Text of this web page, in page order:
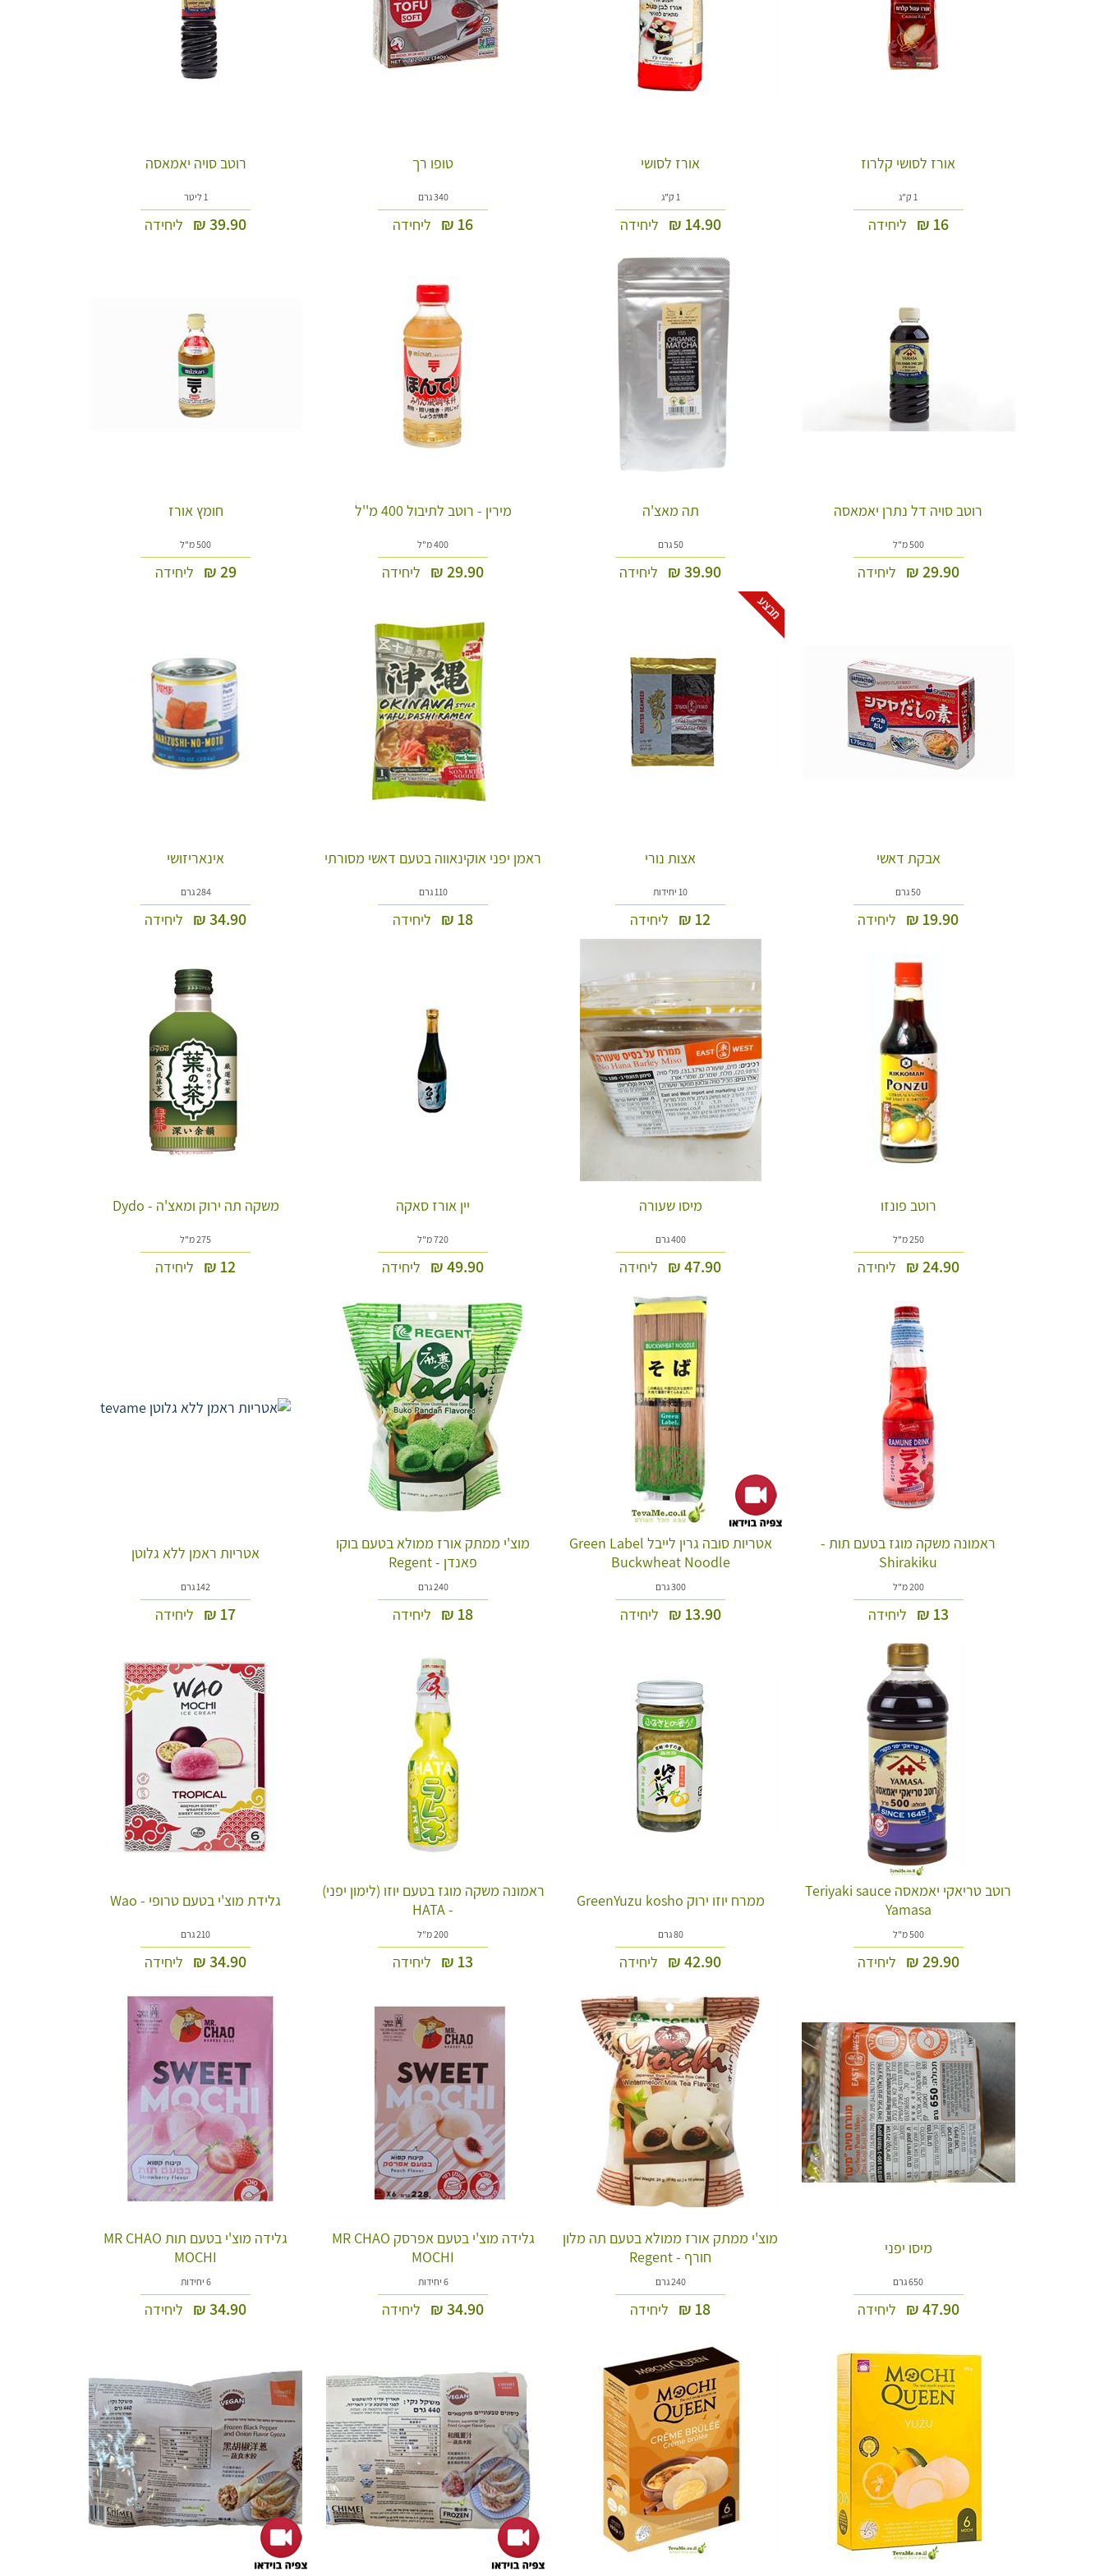
אורז לסושי קלרוז
1 ק"ג
16
₪ ליחידה
אורז לסושי
1 ק"ג
14.90
₪ ליחידה
טופו רך
340 גרם
16
₪ ליחידה
רוטב סויה יאמאסה
1 ליטר
39.90
₪ ליחידה
רוטב סויה דל נתרן יאמאסה
500 מ"ל
29.90
₪ ליחידה
תה מאצ'ה
50 גרם
39.90
₪ ליחידה
מירין - רוטב לתיבול 400 מ''ל
400 מ"ל
29.90
₪ ליחידה
חומץ אורז
500 מ"ל
29
₪ ליחידה
אבקת דאשי
50 גרם
19.90
₪ ליחידה
אצות נורי
10 יחידות
12
₪ ליחידה
ראמן יפני אוקינאווה בטעם דאשי מסורתי
110 גרם
18
₪ ליחידה
אינאריזושי
284 גרם
34.90
₪ ליחידה
רוטב פונזו
250 מ"ל
24.90
₪ ליחידה
מיסו שעורה
400 גרם
47.90
₪ ליחידה
יין אורז סאקה
720 מ"ל
49.90
₪ ליחידה
משקה תה ירוק ומאצ'ה - Dydo
275 מ"ל
12
₪ ליחידה
ראמונה משקה מוגז בטעם תות -
Shirakiku
200 מ"ל
13
₪ ליחידה
אטריות סובה גרין לייבל Green Label
Buckwheat Noodle
300 גרם
13.90
₪ ליחידה
מוצ'י ממתק אורז ממולא בטעם בוקו
פאנדן - Regent
240 גרם
18
₪ ליחידה
אטריות ראמן ללא גלוטן
142 גרם
17
₪ ליחידה
רוטב טריאקי יאמאסה Teriyaki sauce
Yamasa
500 מ"ל
29.90
₪ ליחידה
ממרח יוזו ירוק GreenYuzu kosho
80 גרם
42.90
₪ ליחידה
ראמונה משקה מוגז בטעם יוזו (לימון יפני)
- HATA
200 מ"ל
13
₪ ליחידה
גלידת מוצ'י בטעם טרופי - Wao
210 גרם
34.90
₪ ליחידה
מיסו יפני
650 גרם
47.90
₪ ליחידה
מוצ'י ממתק אורז ממולא בטעם תה מלון
חורף - Regent
240 גרם
18
₪ ליחידה
גלידה מוצ'י בטעם אפרסק MR CHAO
MOCHI
6 יחידות
34.90
₪ ליחידה
גלידה מוצ'י בטעם תות MR CHAO
MOCHI
6 יחידות
34.90
₪ ליחידה